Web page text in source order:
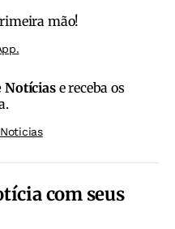
mão!
Notíciase receba os
com seus